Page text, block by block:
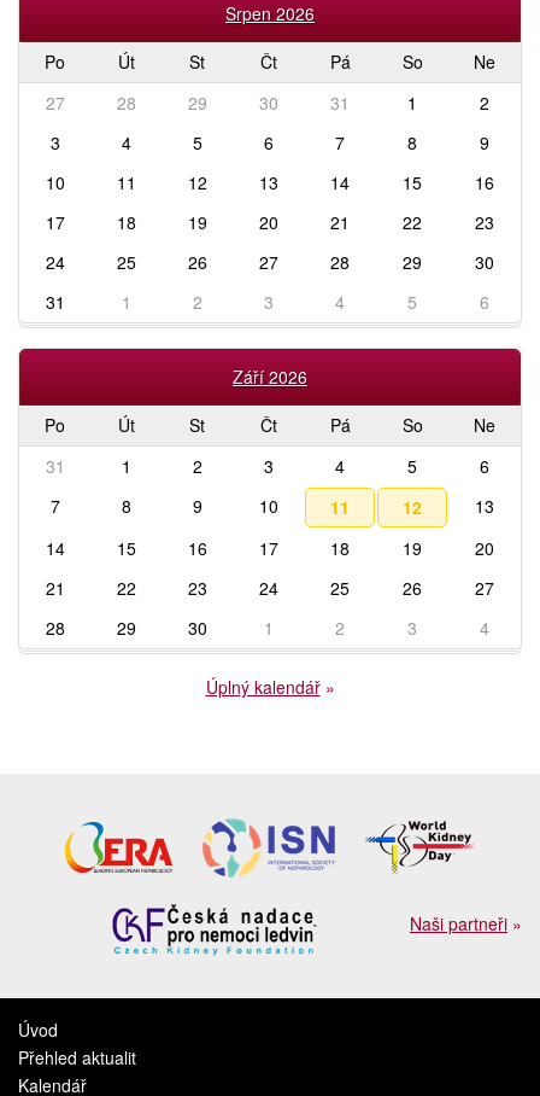
Srpen 2026
Po
Út St Čt Pá So
Ne
27
28 29 30 31 1
2
3
4 5 6 7 8
9
10
11 12 13 14 15
16
17
18 19 20 21 22
23
24
25 26 27 28 29
30
31
1 2 3 4 5 6
Září 2026
Po
Út St Čt Pá So
Ne
31
1 2 3 4 5
6
7
8 9 10 11 12
13
14
15 16 17 18 19
20
21
22 23 24 25 26
27
28
29 30 1 2 3 4
Úplný kalendář»
Naši partneři »
Úvod
Přehled aktualit
Kalendář